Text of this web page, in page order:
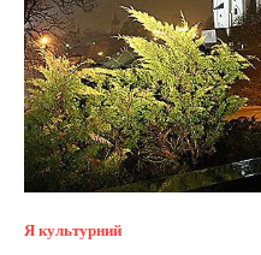
Я культурний